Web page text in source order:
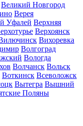
Великий Новгород
Верея
Уфалей Верхняя
Верхоянск
Вихоревка
Волгоград
Вологда
Волчанск Вольск
Воткинск Всеволожск
Вытегра Вышний
Поляны